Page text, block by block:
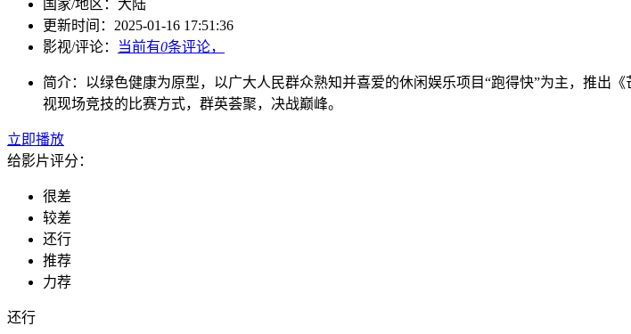
国家/地区： 大陆
更新时间： 2025-01-16 17:51:36
影视/评论：
当前有0条评论，
简介： 以绿色健康为原型，以广大人民群众熟知并喜爱的休闲娱乐项目“跑得快”为主，推出
视现场竞技的比赛方式，群英荟聚，决战巅峰。
立即播放
给影片评分：
很差
较差
还行
推荐
力荐
还行